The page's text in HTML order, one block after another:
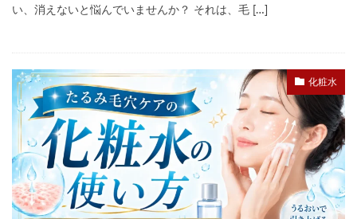
い、消えないと悩んでいませんか？ それは、毛 […]
化粧水